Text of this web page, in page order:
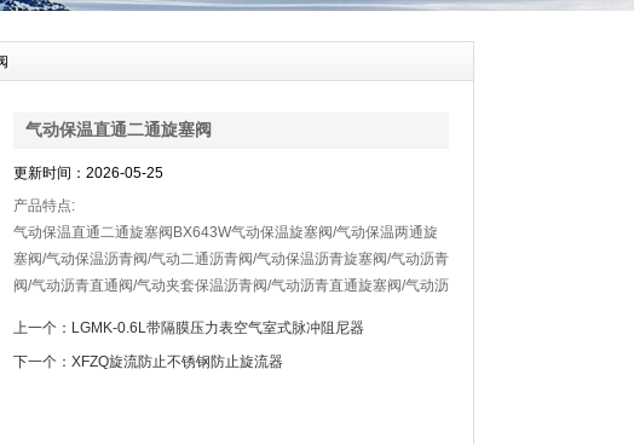
气动保温直通二通旋塞阀
更新时间：2026-05-25
产品特点:
气动保温直通二通旋塞阀BX643W气动保温旋塞阀/气动保温两通旋
塞阀/气动保温沥青阀/气动二通沥青阀/气动保温沥青旋塞阀/气动沥青
阀/气动沥青直通阀/气动夹套保温沥青阀/气动沥青直通旋塞阀/气动沥
两通沥青阀/高温导热油拌热气动沥青保温阀/搅拌站气动沥青旋塞阀/
高温导热油拌热气动沥青二通阀是由GT或AT气动执行器和夹套保温
上一个： LGMK-0.6L带隔膜压力表空气室式脉冲阻尼器
下一个： XFZQ旋流防止不锈钢防止旋流器